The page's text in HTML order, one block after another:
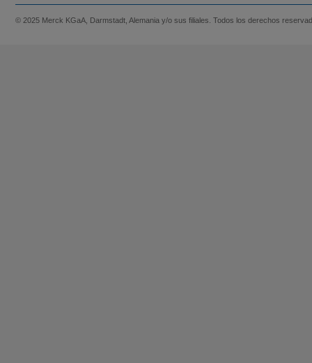
© 2025 Merck KGaA, Darmstadt, Alemania y/o sus filiales. Todos los derechos